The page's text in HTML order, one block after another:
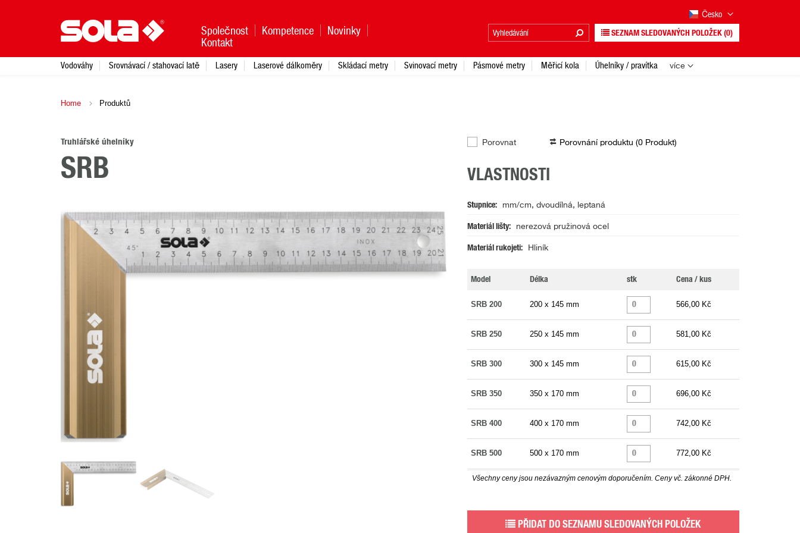
Home Produktů
Truhlářské úhelníky
SRB
Porovnat Porovnání produktu (0 Produkt)
VLASTNOSTI
Stupnice mm/cm, dvoudílná, leptaná
Materiál lišty nerezová pružinová ocel
Materiál rukojeti Hliník
Model Délka stk Cena / kus
SRB 200 200 x 145 mm 566,00 Kč
SRB 250 250 x 145 mm 581,00 Kč
SRB 300 300 x 145 mm 615,00 Kč
SRB 350 350 x 170 mm 696,00 Kč
SRB 400 400 x 170 mm 742,00 Kč
SRB 500 500 x 170 mm 772,00 Kč
Všechny ceny jsou nezávazným cenovým doporučením. Ceny vč. zákonné DPH.
PŘIDAT DO SEZNAMU SLEDOVANÝCH POLOŽEK
Společnost Kompetence
Novinky
Kontakt
Česko
SEZNAM SLEDOVANÝCH POLOŽEK (0)
Vodováhy Srovnávací / stahovací latě Lasery Laserové dálkoměry Skládací metry Svinovací metry Pásmové metry Měřicí kola Úhelníky / pravítka více